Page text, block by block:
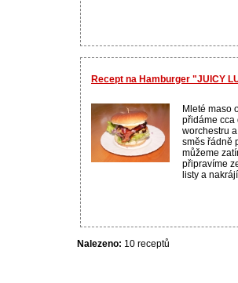
Recept na Hamburger "JUICY
Mleté maso
přidáme cca
worchestru
směs řádně
můžeme
připravíme
listy a
Nalezeno: 10 receptů